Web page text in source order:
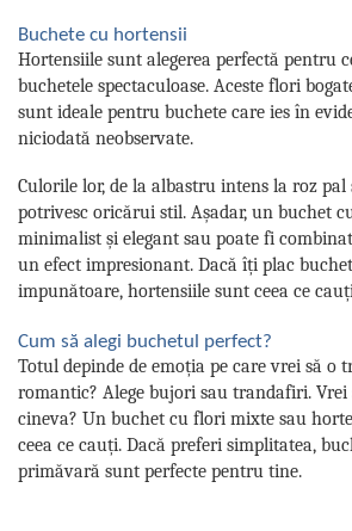
Buchete cu hortensii
Hortensiile sunt alegerea perfectă pentru
buchetele spectaculoase. Aceste flori
sunt ideale pentru buchete care ies în
niciodată neobservate.
Culorile lor, de la albastru intens la roz pal
potrivesc oricărui stil. Așadar, un buchet
minimalist și elegant sau poate fi
un efect impresionant. Dacă îți plac
impunătoare, hortensiile sunt ceea ce
Cum să alegi buchetul perfect?
Totul depinde de emoția pe care vrei să o
romantic? Alege bujori sau trandafiri. Vrei
cineva? Un buchet cu flori mixte sau
ceea ce cauți. Dacă preferi simplitatea,
primăvară sunt perfecte pentru tine.